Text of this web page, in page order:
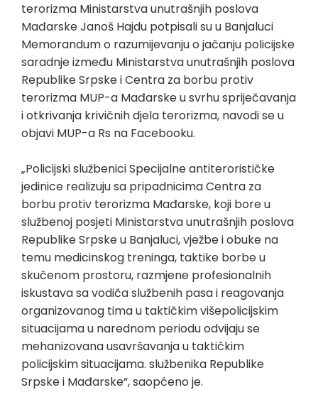
terorizma Ministarstva unutrašnjih poslova
Mađarske Janoš Hajdu potpisali su u Banjaluci
Memorandum o razumijevanju o jačanju policijske
saradnje između Ministarstva unutrašnjih poslova
Republike Srpske i Centra za borbu protiv
terorizma MUP-a Mađarske u svrhu spriječavanja
i otkrivanja krivičnih djela terorizma, navodi se u
objavi MUP-a Rs na Facebooku.
„Policijski službenici Specijalne antiterorističke
jedinice realizuju sa pripadnicima Centra za
borbu protiv terorizma Mađarske, koji bore u
službenoj posjeti Ministarstva unutrašnjih poslova
Republike Srpske u Banjaluci, vježbe i obuke na
temu medicinskog treninga, taktike borbe u
skučenom prostoru, razmjene profesionalnih
iskustava sa vodiča službenih pasa i reagovanja
organizovanog tima u taktičkim višepolicijskim
situacijama u narednom periodu odvijaju se
mehanizovana usavršavanja u taktičkim
policijskim situacijama. službenika Republike
Srpske i Mađarske“, saopćeno je.